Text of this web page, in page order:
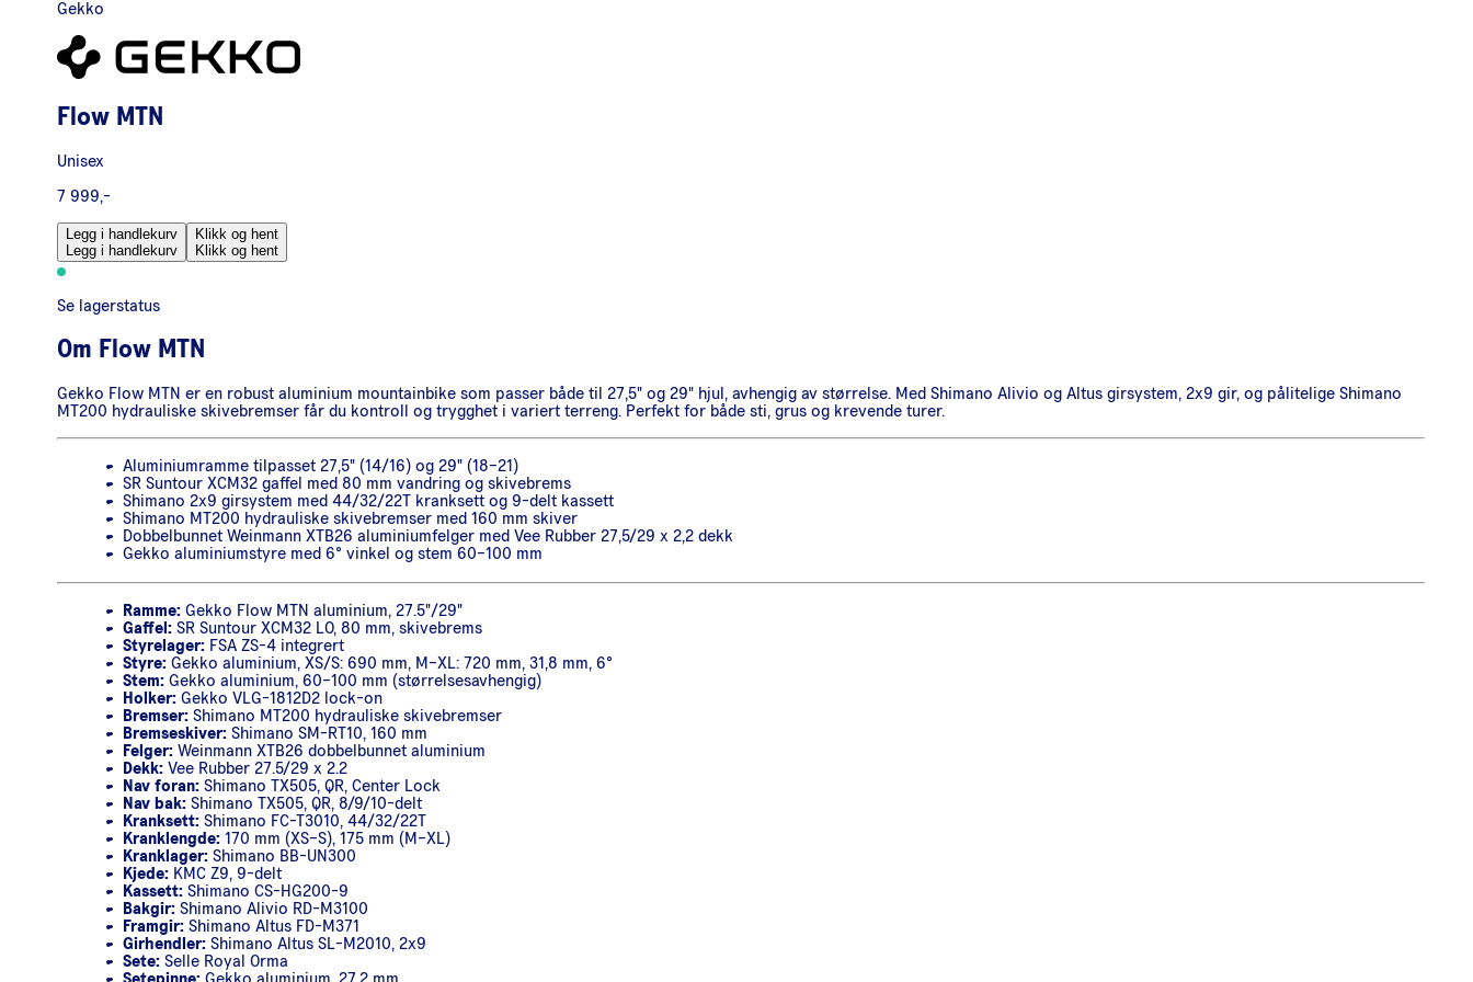
Gekko
Flow MTN
Unisex
7 999,-
Legg i handlekurv
Legg i handlekurv
Klikk og hent
Klikk og hent
Se lagerstatus
Om Flow MTN
Gekko Flow MTN er en robust aluminium mountainbike som passer både til 27,5" og 29" hjul, avhengig av størrelse. Med Shimano Alivio og Altus girsystem, 2x9 gir, og pålitelige Shimano
MT200 hydrauliske skivebremser får du kontroll og trygghet i variert terreng. Perfekt for både sti, grus og krevende turer.
Aluminiumramme tilpasset 27,5" (14/16) og 29" (18–21)
SR Suntour XCM32 gaffel med 80 mm vandring og skivebrems
Shimano 2x9 girsystem med 44/32/22T kranksett og 9-delt kassett
Shimano MT200 hydrauliske skivebremser med 160 mm skiver
Dobbelbunnet Weinmann XTB26 aluminiumfelger med Vee Rubber 27,5/29 x 2,2 dekk
Gekko aluminiumstyre med 6° vinkel og stem 60–100 mm
Ramme: Gekko Flow MTN aluminium, 27.5"/29"
Gaffel: SR Suntour XCM32 LO, 80 mm, skivebrems
Styrelager: FSA ZS-4 integrert
Styre: Gekko aluminium, XS/S: 690 mm, M–XL: 720 mm, 31,8 mm, 6°
Stem: Gekko aluminium, 60–100 mm (størrelsesavhengig)
Holker: Gekko VLG-1812D2 lock-on
Bremser: Shimano MT200 hydrauliske skivebremser
Bremseskiver: Shimano SM-RT10, 160 mm
Felger: Weinmann XTB26 dobbelbunnet aluminium
Dekk: Vee Rubber 27.5/29 x 2.2
Nav foran: Shimano TX505, QR, Center Lock
Nav bak: Shimano TX505, QR, 8/9/10-delt
Kranksett: Shimano FC-T3010, 44/32/22T
Kranklengde: 170 mm (XS–S), 175 mm (M–XL)
Kranklager: Shimano BB-UN300
Kjede: KMC Z9, 9-delt
Kassett: Shimano CS-HG200-9
Bakgir: Shimano Alivio RD-M3100
Framgir: Shimano Altus FD-M371
Girhendler: Shimano Altus SL-M2010, 2x9
Sete: Selle Royal Orma
Setepinne: Gekko aluminium, 27,2 mm